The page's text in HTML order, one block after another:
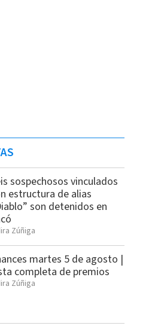
sospechosos vinculados
estructura de alias
son detenidos en
Zúñiga
martes 5 de agosto |
completa de premios
Zúñiga